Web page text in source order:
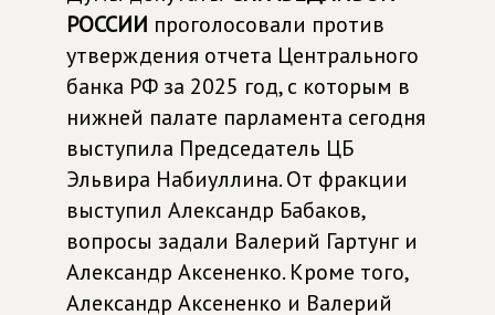
РОССИИ проголосовали против
утверждения отчета Центрального
банка РФ за 2025 год, с которым в
нижней палате парламента сегодня
выступила Председатель ЦБ
Эльвира Набиуллина. От фракции
выступил Александр Бабаков,
вопросы задали Валерий Гартунг и
Александр Аксененко. Кроме того,
Александр Аксененко и Валерий